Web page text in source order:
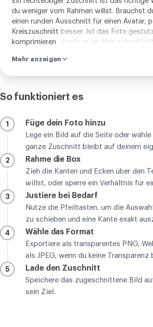
du weniger vom Rahmen willst. Brauchst
einen runden Ausschnitt für einen Avatar,
Kreiszuschnitt besser. Ist das Foto
komprimieren , damit es im Web schnell
ansehen.
Mehr anzeigen
So funktioniert es
1 Füge dein Foto hinzu
Lege ein Bild auf die Seite oder
ganze Zuschnitt bleibt auf deinem
2 Rahme die Box
Zieh die Kanten und Ecken über den
willst, oder sperre ein Verhältnis für
3 Justiere bei Bedarf
Nutze die Pfeiltasten, um die
zu schieben und eine Kante exakt
4 Wähle das Format
Exportiere als transparentes PNG,
als JPEG, wenn du keine Transparenz
5 Lade den Zuschnitt
Speichere das zugeschnittene Bild
sein Ziel.